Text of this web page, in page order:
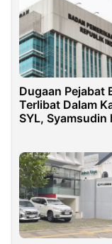
Dugaan Pejabat
Terlibat Dalam
SYL, Syamsudin